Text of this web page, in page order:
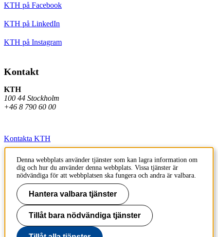
KTH på Facebook
KTH på LinkedIn
KTH på Instagram
Kontakt
KTH
100 44 Stockholm
+46 8 790 60 00
Kontakta KTH
Jobba på KTH
Press och media
Faktura och betalning KTH
Om KTH:s webbplatser
Tillgänglighetsredogörelse
Denna webbplats använder tjänster som kan lagra information om
dig och hur du använder denna webbplats. Vissa tjänster är
nödvändiga för att webbplatsen ska fungera och andra är valbara.
Hantera valbara tjänster
Tillåt bara nödvändiga tjänster